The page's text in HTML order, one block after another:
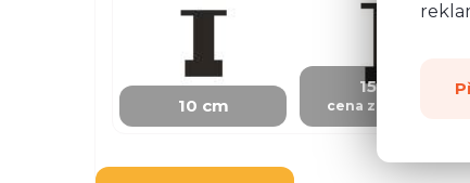
10 cm
15 cm
cena za skříňku